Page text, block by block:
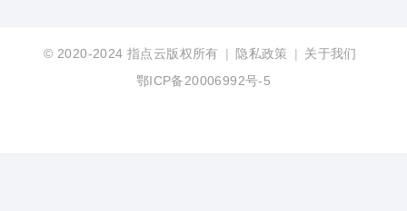
© 2020-2024 指点云版权所有 | 隐私政策 | 关于我们
鄂ICP备20006992号-5